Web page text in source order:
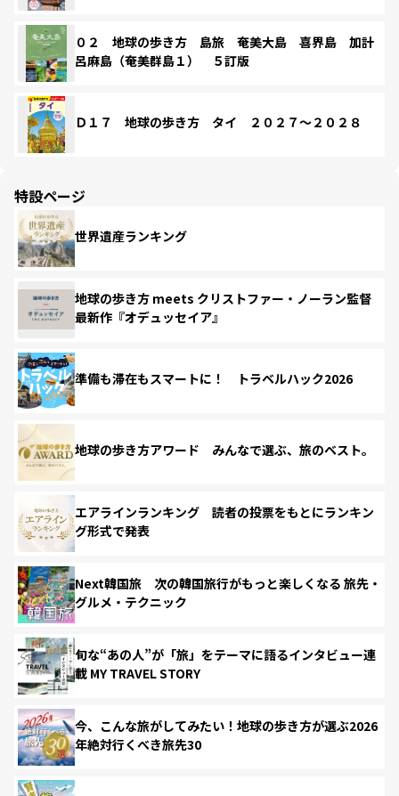
０２ 地球の歩き方 島旅 奄美大島 喜界島 加計
呂麻島（奄美群島１） ５訂版
Ｄ１７ 地球の歩き方 タイ ２０２７～２０２８
特設ページ
世界遺産ランキング
地球の歩き方 meets クリストファー・ノーラン監督
最新作『オデュッセイア』
準備も滞在もスマートに！ トラベルハック2026
地球の歩き方アワード みんなで選ぶ、旅のベスト。
エアラインランキング 読者の投票をもとにランキン
グ形式で発表
Next韓国旅 次の韓国旅行がもっと楽しくなる 旅先・
グルメ・テクニック
旬な“あの人”が「旅」をテーマに語るインタビュー連
載 MY TRAVEL STORY
今、こんな旅がしてみたい！地球の歩き方が選ぶ2026
年絶対行くべき旅先30